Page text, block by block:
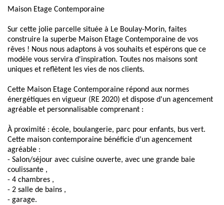
Maison Etage Contemporaine
Sur cette jolie parcelle située à Le Boulay-Morin, faites
construire la superbe Maison Etage Contemporaine de vos
rêves ! Nous nous adaptons à vos souhaits et espérons que ce
modèle vous servira d'inspiration. Toutes nos maisons sont
uniques et reflètent les vies de nos clients.
Cette Maison Etage Contemporaine répond aux normes
énergétiques en vigueur (RE 2020) et dispose d'un agencement
agréable et personnalisable comprenant :
À proximité : école, boulangerie, parc pour enfants, bus vert.
Cette maison contemporaine bénéficie d’un agencement
agréable :
- Salon/séjour avec cuisine ouverte, avec une grande baie
coulissante ,
- 4 chambres ,
- 2 salle de bains ,
- garage.